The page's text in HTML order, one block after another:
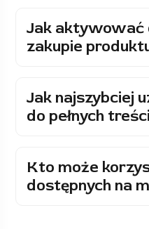
Jak aktywować
zakupie
Jak najszybciej
do pełnych
Kto może
dostępnych na